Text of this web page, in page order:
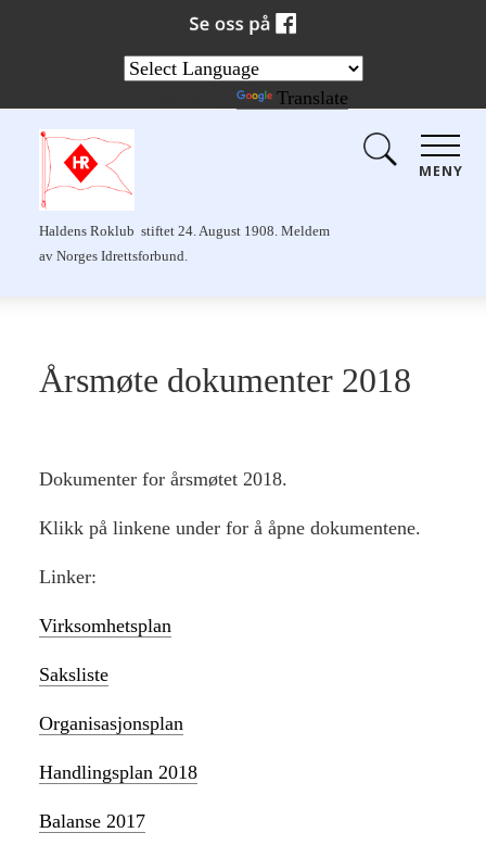
Haldens Roklub stiftet 24. August 1908. Meldem
av Norges Idrettsforbund.
MENY
Årsmøte dokumenter 2018
Dokumenter for årsmøtet 2018.
Klikk på linkene under for å åpne dokumentene.
Linker:
Virksomhetsplan
Saksliste
Organisasjonsplan
Handlingsplan 2018
Balanse 2017
Translate